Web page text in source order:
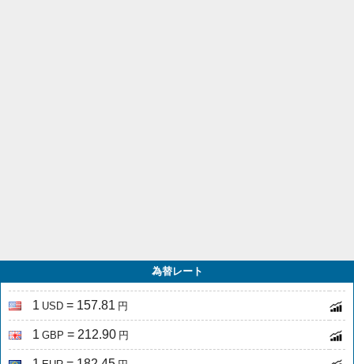
為替レート
1 USD = 157.81 円
1 GBP = 212.90 円